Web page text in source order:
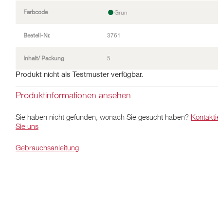
Farbcode •Grün
Bestell-Nr. 3761
Inhalt/ Packung 5
Produkt nicht als Testmuster verfügbar.
Produktinformationen ansehen
Sie haben nicht gefunden, wonach Sie gesucht haben?
Sie uns
Gebrauchsanleitung